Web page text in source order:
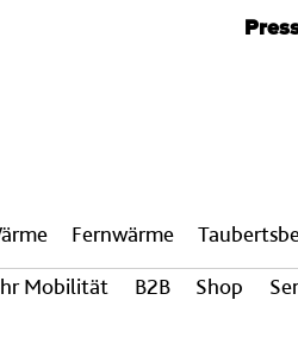
Mobilität B2B Shop
Fern­wärme